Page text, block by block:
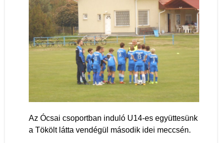
Az Ócsai csoportban induló U14-es együttesünk
a Tökölt látta vendégül második idei meccsén.